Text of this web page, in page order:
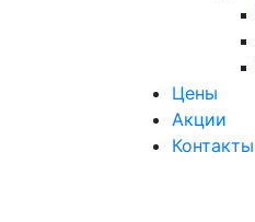
Цены
Акции
Контакты